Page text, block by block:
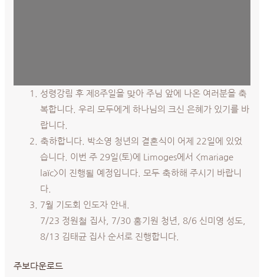
성령강림 후 제8주일을 맞아 주님 앞에 나온 여러분을 축
복합니다. 우리 모두에게 하나님의 크신 은혜가 있기를 바
랍니다.
축하합니다. 박소영 청년의 결혼식이 어제 22일에 있었
습니다. 이번 주 29일(토)에 Limoges에서 <mariage
laïc>이 진행될 예정입니다. 모두 축하해 주시기 바랍니
다.
7월 기도회 인도자 안내.
7/23 정원철 집사, 7/30 홍기원 청년, 8/6 신미영 성도,
8/13 김태균 집사 순서로 진행합니다.
주보다운로드